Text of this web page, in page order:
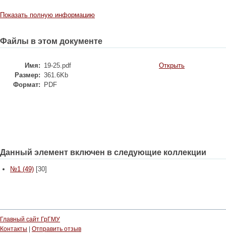
Показать полную информацию
Файлы в этом документе
Имя: 19-25.pdf
Размер: 361.6Kb
Формат:
PDF
Открыть
Данный элемент включен в следующие коллекции
№1 (49) [30]
Главный сайт ГрГМУ
Контакты
Отправить отзыв